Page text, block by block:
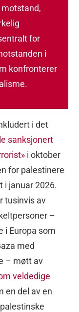
for
i
konfronterer
i det
sanksjonert
i oktober
for palestinere
i januar 2026.
tusinvis av
–
i Europa som
med
– møtt av
veldedige
en del av en